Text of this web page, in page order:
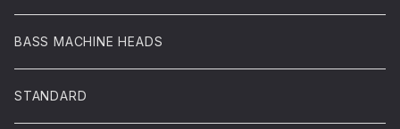
BASS MACHINE HEADS
STANDARD